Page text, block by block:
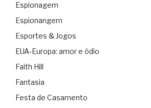
Espionagem
Espionangem
Esportes & Jogos
EUA-Europa: amor e ódio
Faith Hill
Fantasia
Festa de Casamento